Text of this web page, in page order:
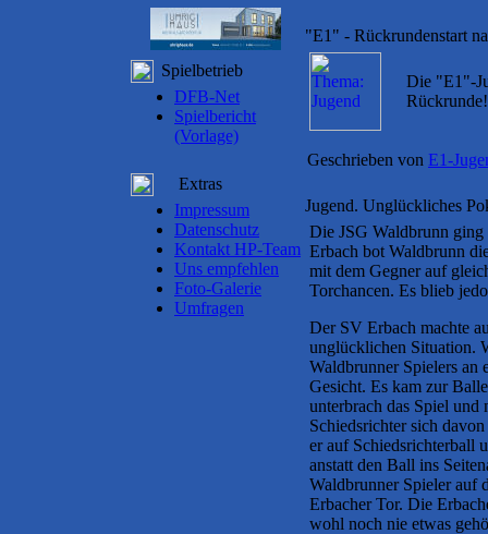
Spielbetrieb
DFB-Net
Spielbericht
(Vorlage)
Extras
Impressum
Datenschutz
Kontakt HP-Team
Uns empfehlen
Foto-Galerie
Umfragen
"E1" - Rückrundenstart
Die "E1"-
Rückrunde!
Geschrieben von E1-
Jugend. Unglückliches
Die JSG Waldbrunn
Erbach bot Waldbrunn
mit dem Gegner auf
Torchancen. Es blieb
Der SV Erbach machte
unglücklichen Situation.
Waldbrunner Spielers an
Gesicht. Es kam zur
unterbrach das Spiel
Schiedsrichter sich
er auf Schiedsrichterball
anstatt den Ball ins
Waldbrunner Spieler auf
Erbacher Tor. Die
wohl noch nie etwas